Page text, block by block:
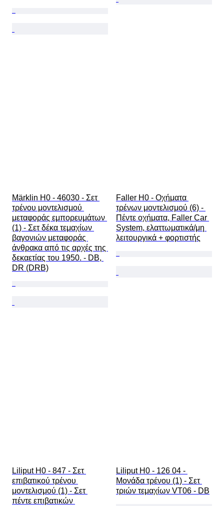
Märklin H0 - 46030 - Σετ
τρένου μοντελισμού
μεταφοράς εμπορευμάτων
(1) - Σετ δέκα τεμαχίων
βαγονιών μεταφοράς
άνθρακα από τις αρχές της
δεκαετίας του 1950. - DB,
DR (DRB)
Faller H0 - Οχήματα
τρένων μοντελισμού (6) -
Πέντε οχήματα, Faller Car
System, ελαττωματικά/μη
λειτουργικά + φορτιστής
Liliput H0 - 847 - Σετ
επιβατικού τρένου
μοντελισμού (1) - Σετ
πέντε επιβατικών
Liliput H0 - 126 04 -
Μονάδα τρένου (1) - Σετ
τριών τεμαχίων VT06 - DB